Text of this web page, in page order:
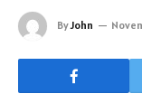
ByJohn